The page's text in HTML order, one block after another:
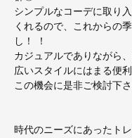
シンプルなコーデに取り
くれるので、これからの
し！ ！
カジュアルでありながら
広いスタイルにはまる便利
この機会に是非ご検討下さ
時代のニーズにあったト